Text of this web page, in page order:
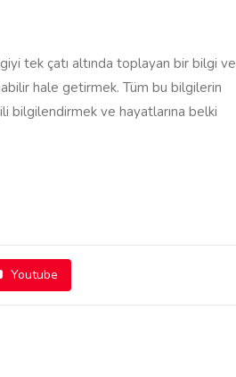
tek çatı altında toplayan bir bilgi ve
hale getirmek. Tüm bu bilgilerin
bilgilendirmek ve hayatlarına belki
Youtube